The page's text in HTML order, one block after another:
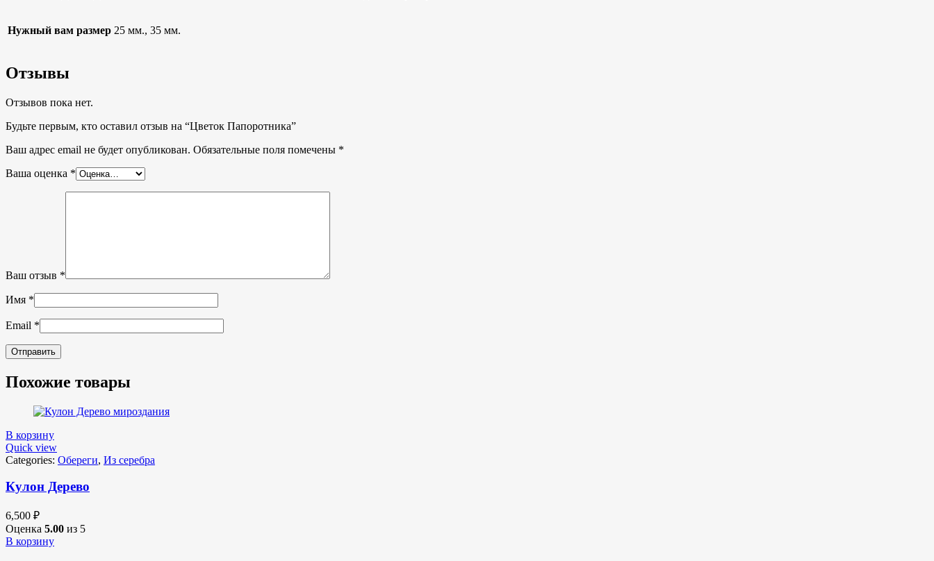
Нужный вам размер 25 мм., 35 мм.
Отзывы
Отзывов пока нет.
Будьте первым, кто оставил отзыв на “Цветок Папоротника”
Ваш адрес email не будет опубликован. Обязательные поля помечены *
Ваша оценка *
Ваш отзыв *
Имя *
Email *
Похожие товары
В корзину
Quick view
Categories: Обереги, Из серебра
Кулон Дерево
6,500 ₽
Оценка 5.00 из 5
В корзину